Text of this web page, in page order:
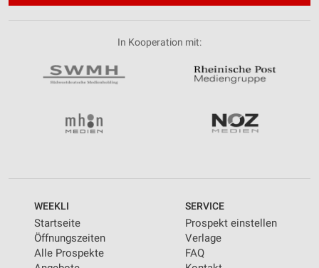
In Kooperation mit:
WEEKLI
Startseite
Öffnungszeiten
Alle Prospekte
SERVICE
Prospekt einstellen
Verlage
FAQ